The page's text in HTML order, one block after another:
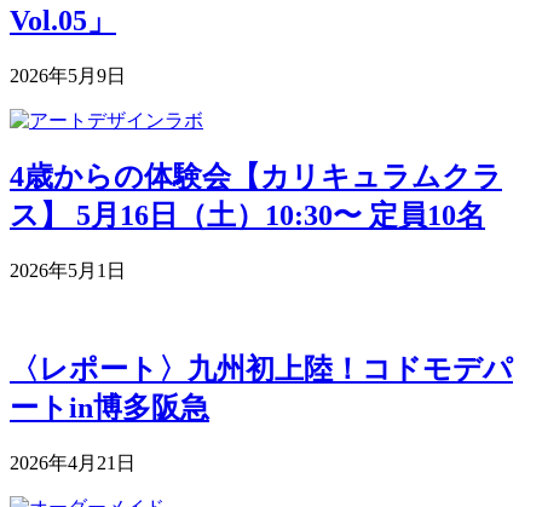
Vol.05」
2026年5月9日
4歳からの体験会【カリキュラムクラ
ス】 5月16日（土）10:30〜 定員10名
2026年5月1日
〈レポート〉九州初上陸！コドモデパ
ートin博多阪急
2026年4月21日